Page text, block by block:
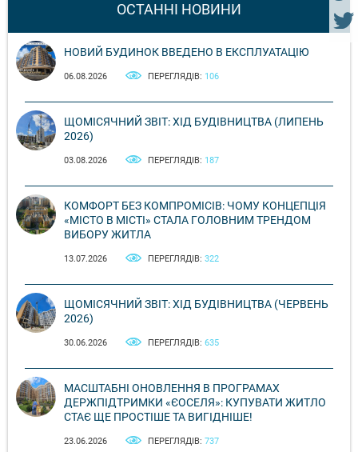
ОСТАННІ НОВИНИ
НОВИЙ БУДИНОК ВВЕДЕНО В ЕКСПЛУАТАЦІЮ
06.08.2026 ПЕРЕГЛЯДІВ: 106
ЩОМІСЯЧНИЙ ЗВІТ: ХІД БУДІВНИЦТВА (ЛИПЕНЬ
2026)
03.08.2026 ПЕРЕГЛЯДІВ: 187
КОМФОРТ БЕЗ КОМПРОМІСІВ: ЧОМУ КОНЦЕПЦІЯ
«МІСТО В МІСТІ» СТАЛА ГОЛОВНИМ ТРЕНДОМ
ВИБОРУ ЖИТЛА
13.07.2026 ПЕРЕГЛЯДІВ: 322
ЩОМІСЯЧНИЙ ЗВІТ: ХІД БУДІВНИЦТВА (ЧЕРВЕНЬ
2026)
30.06.2026 ПЕРЕГЛЯДІВ: 635
МАСШТАБНІ ОНОВЛЕННЯ В ПРОГРАМАХ
ДЕРЖПІДТРИМКИ «ЄОСЕЛЯ»: КУПУВАТИ ЖИТЛО
СТАЄ ЩЕ ПРОСТІШЕ ТА ВИГІДНІШЕ!
23.06.2026 ПЕРЕГЛЯДІВ: 737